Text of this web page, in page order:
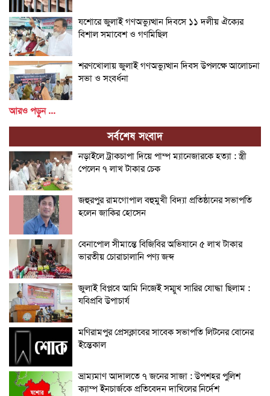
যশোরে জুলাই গণঅভ্যুত্থান দিবসে ১১ দলীয় ঐক্যের
বিশাল সমাবেশ ও গণমিছিল
শরণখোলায় জুলাই গণঅভ্যুত্থান দিবস উপলক্ষে আলোচনা
সভা ও সংবর্ধনা
আরও পড়ুন ...
সর্বশেষ সংবাদ
নড়াইলে ট্রাকচাপা দিয়ে পাম্প ম্যানেজারকে হত্যা : স্ত্রী
পেলেন ৭ লাখ টাকার চেক
জহুরপুর রামগোপাল বহুমুখী বিদ্যা প্রতিষ্ঠানের সভাপতি
হলেন জাকির হোসেন
বেনাপোল সীমান্তে বিজিবির অভিযানে ৫ লাখ টাকার
ভারতীয় চোরাচালানি পণ্য জব্দ
জুলাই বিপ্লবে আমি নিজেই সম্মুখ সারির যোদ্ধা ছিলাম :
যবিপ্রবি উপাচার্য
মণিরামপুর প্রেসক্লাবের সাবেক সভাপতি লিটনের বোনের
ইন্তেকাল
ভ্রাম্যমাণ আদালতে ৭ জনের সাজা : উপশহর পুলিশ
ক্যাম্প ইনচার্জকে প্রতিবেদন দাখিলের নির্দেশ